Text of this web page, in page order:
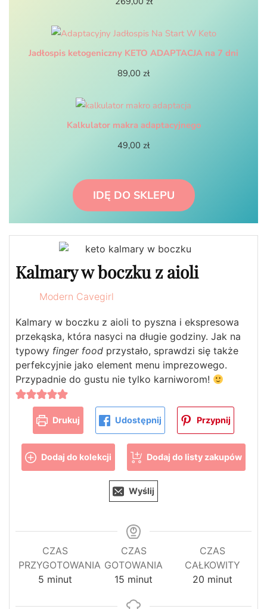
Jadłospis ketogeniczny KETO ADAPTACJA na 7 dni
89,00 zł
Kalkulator makra adaptacyjnego
49,00 zł
IDĘ DO SKLEPU
Kalmary w boczku z aioli
Modern Cavegirl
Kalmary w boczku z aioli to pyszna i ekspresowa
przekąska, która nasyci na długie godziny. Jak na
typowy finger food przystało, sprawdzi się także
perfekcyjnie jako element menu imprezowego.
Przypadnie do gustu nie tylko karniworom!
Drukuj Udostępnij Przypnij
Dodaj do kolekcji Dodaj do listy zakupów
Wyślij
CZAS
PRZYGOTOWANIA
5minuty
minut
CZAS
GOTOWANIA
15 minuty
minut
CZAS
CAŁKOWITY
20minuty
minut